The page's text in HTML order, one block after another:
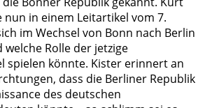
in einem Leitartikel vom 7.
im Wechsel von Bonn nach Berlin
Rolle der jetzige
spielen könnte. Kister erinnert an
dass die Berliner Republik
des deutschen